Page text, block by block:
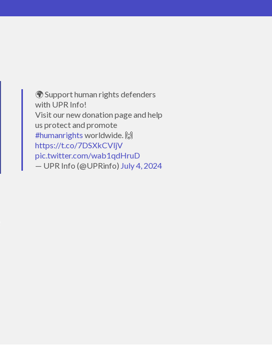
🌍 Support human rights defenders
with UPR Info!
Visit our new donation page and help
us protect and promote
#humanrights worldwide. 🙌
https://t.co/7DSXkCVljV
pic.twitter.com/wab1qdHruD
— UPR Info (@UPRinfo) July 4, 2024